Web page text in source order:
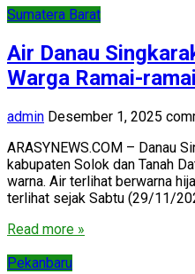
Sumatera Barat
Air Danau
Warga Ramai-
admin Desember 1, 2025
ARASYNEWS.COM – Danau
kabupaten Solok dan Tanah
warna. Air terlihat berwarna
terlihat sejak Sabtu (29/11/
Read more »
Pekanbaru